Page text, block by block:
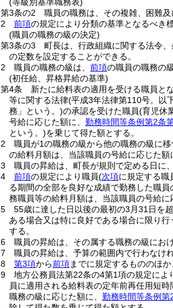
第3条の2
職員の職務は、その複雑、困難
2
前項の規定により分類の基準となるべき
(職員の職務の級の決定)
第3条の3
町長は、行政組織に関する法令
の定数を設定することができる。
2
職員の職務の級は、 前項の職員の職務の
(初任給、昇格昇給の基準)
第4条
新たに給料表の適用を受ける職員と
等に関する法律(平成3年法律第110号。以
務」という。)の承認を受けた職員(育児休
号給に応じた額に、 勤務時間等条例第2条
という。)を乗じて得た額とする。
2
職員が1の職務の級から他の職務の級に
の給料月額は、当該職員の号給に応じた額
3
職員の昇給は、町長が規則で定める日に
4
前項の規定により職員(次項に規定する職
る期間の全部を良好な成績で勤務した職
務職員等の給料月額は、当該職員の号給に
5
55歳に達した日以後の最初の3月31日を
ある場合又は特に良好である場合に限り
する。
6
職員の昇給は、その属する職務の級にお
7
職員の昇給は、予算の範囲内で行わなけ
8
第3項から前項までに規定するもののほ
9
地方公務員法第22条の4第1項の規定によ
員に適用される給料表の定年前再任用短
職務の級に応じた額に、 勤務時間等条例第